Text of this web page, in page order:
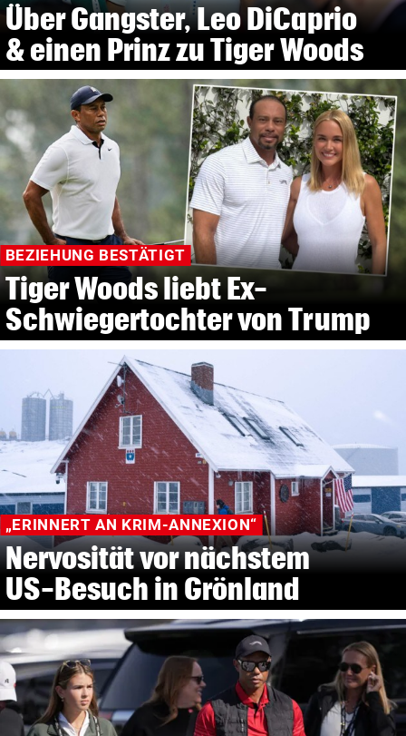
Über Gangster, Leo DiCaprio
& einen Prinz zu Tiger Woods
BEZIEHUNG BESTÄTIGT
Tiger Woods liebt Ex-
Schwiegertochter von Trump
„ERINNERT AN KRIM-ANNEXION“
Nervosität vor nächstem
US-Besuch in Grönland